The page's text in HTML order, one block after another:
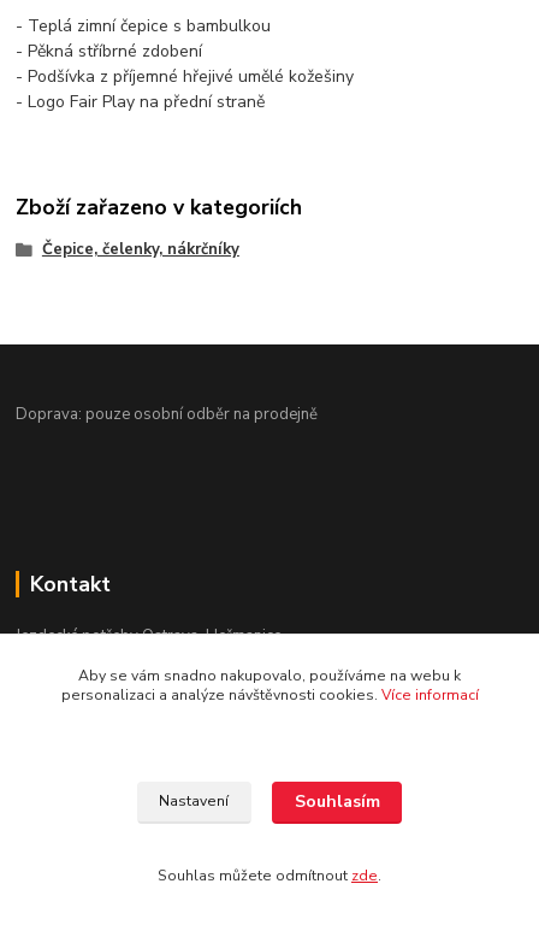
- Teplá zimní čepice s bambulkou
- Pěkná stříbrné zdobení
- Podšívka z příjemné hřejivé umělé kožešiny
- Logo Fair Play na přední straně
Zboží zařazeno v kategoriích
Čepice, čelenky, nákrčníky
Doprava: pouze osobní odběr na prodejně
Kontakt
Jezdecké potřeby Ostrava-Heřmanice
596 236 147
Aby se vám snadno nakupovalo, používáme na webu k
personalizaci a analýze návštěvnosti cookies. Více informací
Nastavení Souhlasím
Souhlas můžete odmítnout zde.